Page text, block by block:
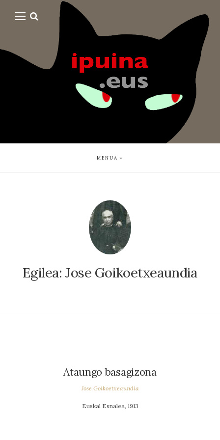
MENUA
Egilea:Jose Goikoetxeaundia
Ataungo basagizona
Jose Goikoetxeaundia
Euskal Esnalea, 1913